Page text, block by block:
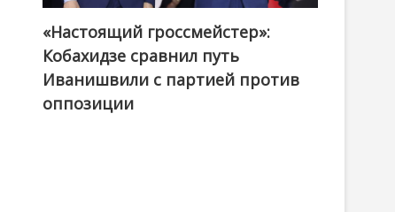
@ქართული ოცნება / Georgian Dream
«Настоящий гроссмейстер»:
Кобахидзе сравнил путь
Иванишвили с партией против
оппозиции